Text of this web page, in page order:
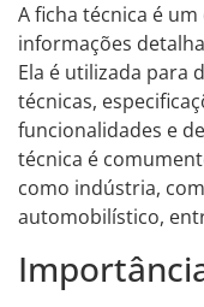
A ficha técnica é
informações
Ela é utilizada para
técnicas,
funcionalidades e
técnica é
como indústria,
automobilístico,